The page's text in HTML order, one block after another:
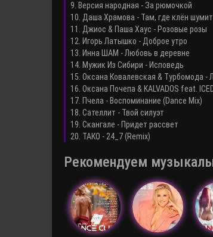
9. Версия народная - За рюмочкой
10. Даша Храмова - Там, где клён шумит
11. Джиос & Паша Хаус - Розовые розы
12. Игорь Латышко - Доброе утро
13. Инна ШАМ - Любовь в деревне
14. Мужик Из Сибири - Исповедь
15. Оксана Ковалевская & Турбомода -
16. Оксана Почепа & KALVADOS feat.
17. Пчела - Воспоминание (Dance Mix)
18. Сателлит - Твой силуэт
19. Скангале - Придет рассвет
20. ТАКО - 24_7 (Remix)
Рекомендуем